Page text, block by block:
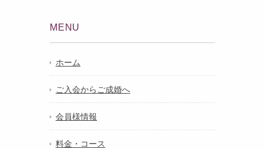
MENU
ホーム
ご入会からご成婚へ
会員様情報
料金・コース